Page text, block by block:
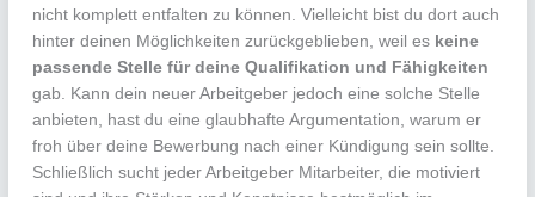
nicht komplett entfalten zu können. Vielleicht bist du dort auch
hinter deinen Möglichkeiten zurückgeblieben, weil es keine
passende Stelle für deine Qualifikation und Fähigkeiten
gab. Kann dein neuer Arbeitgeber jedoch eine solche Stelle
anbieten, hast du eine glaubhafte Argumentation, warum er
froh über deine Bewerbung nach einer Kündigung sein sollte.
Schließlich sucht jeder Arbeitgeber Mitarbeiter, die motiviert